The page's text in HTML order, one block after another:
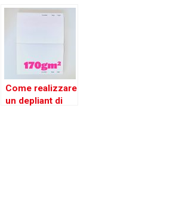
Come realizzare
un depliant di